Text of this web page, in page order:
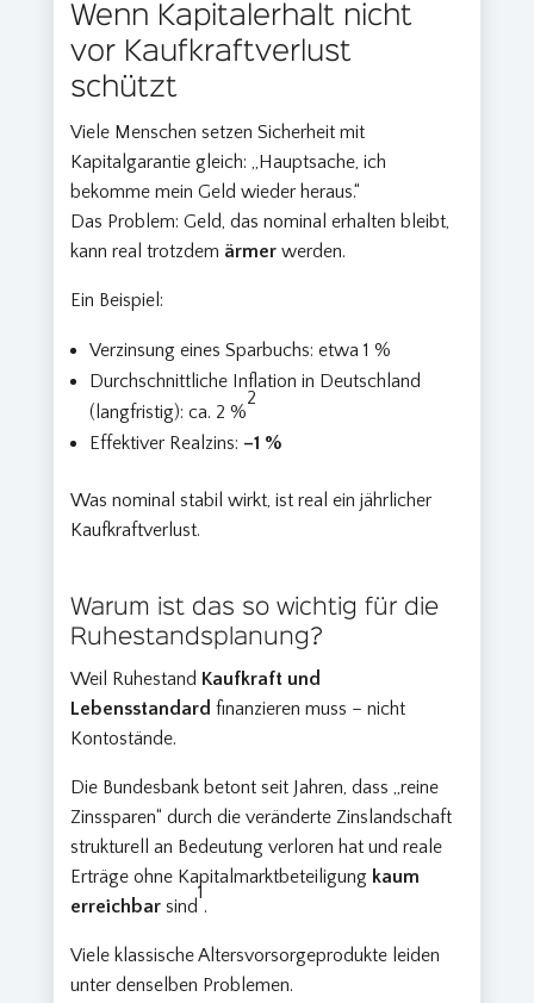
Wenn Kapitalerhalt nicht
vor Kaufkraftverlust
schützt
Viele Menschen setzen Sicherheit mit
Kapitalgarantie gleich: „Hauptsache, ich
bekomme mein Geld wieder heraus.“
Das Problem: Geld, das nominal erhalten bleibt,
kann real trotzdem ärmer werden.
Ein Beispiel:
Verzinsung eines Sparbuchs: etwa 1 %
Durchschnittliche Inflation in Deutschland
(langfristig): ca. 2 %
2
Effektiver Realzins: –1 %
Was nominal stabil wirkt, ist real ein jährlicher
Kaufkraftverlust.
Warum ist das so wichtig für die
Ruhestandsplanung?
Weil Ruhestand Kaufkraft und
Lebensstandard finanzieren muss – nicht
Kontostände.
Die Bundesbank betont seit Jahren, dass „reine
Zinssparen“ durch die veränderte Zinslandschaft
strukturell an Bedeutung verloren hat und reale
Erträge ohne Kapitalmarktbeteiligung kaum
erreichbar sind
1
.
Viele klassische Altersvorsorgeprodukte leiden
unter denselben Problemen.